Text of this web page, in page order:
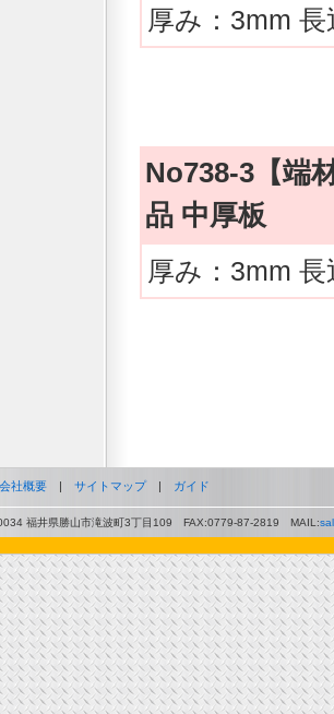
厚み：3mm
No738-3【端
品 中厚板
厚み：3mm
会社概要 | サイトマップ| ガイド
福井県勝山市滝波町3丁目109 FAX:0779-87-2819 MAIL: